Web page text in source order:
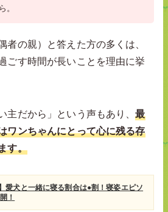
者の親）と答えた方の多くは、
ごす時間が長いことを理由に挙
主だから」という声もあり、最
ワンちゃんにとって心に残る存
す。
愛犬と一緒に寝る割合は●割！寝姿エピソ
！